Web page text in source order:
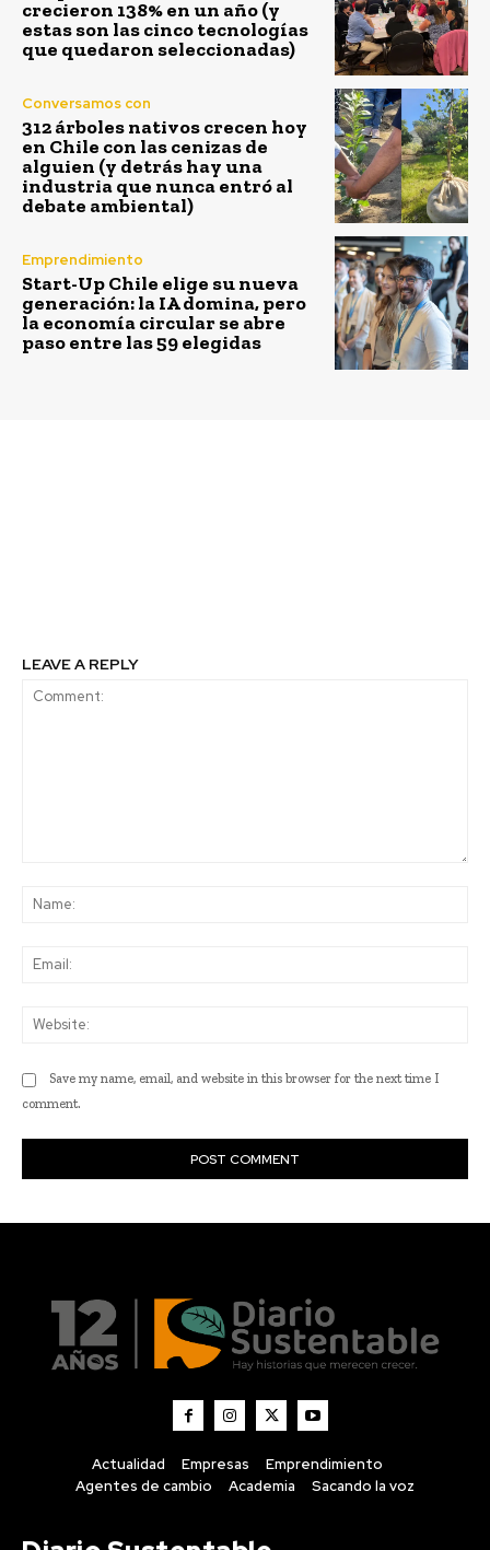
Actualidad Empresas
Emprendimiento
Agentes de cambio
Academia Sacando la voz